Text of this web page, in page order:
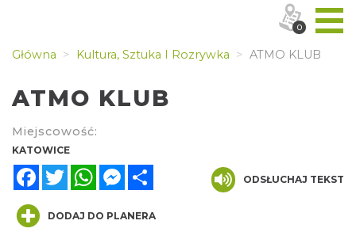
Główna Kultura, Sztuka I Rozrywka ATMO KLUB
ATMO KLUB
Miejscowość:
KATOWICE
FacebookTwitterWhatsAppMessenger
ODSŁUCHAJ TEKST
DODAJ DO PLANERA
0